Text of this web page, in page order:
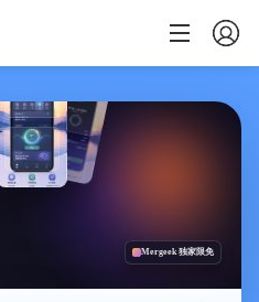
Mergeek 独家限免